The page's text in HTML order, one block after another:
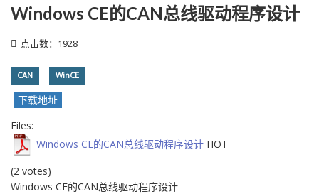
Windows CE的CAN总线驱动程序设计
点击数：1928
CAN WinCE
下载地址
Files:
Windows CE的CAN总线驱动程序设计 HOT
(2 votes)
Windows CE的CAN总线驱动程序设计